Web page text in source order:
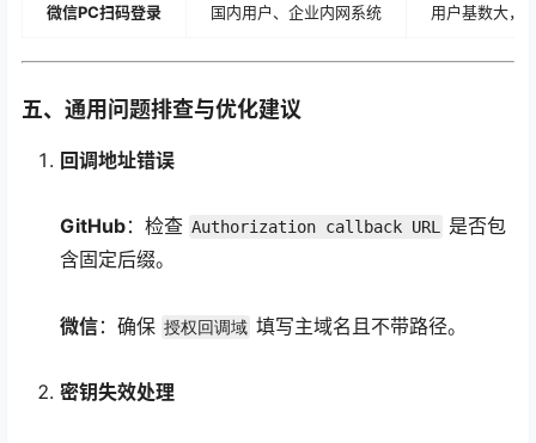
微信PC扫码登录 国内用户、企业内网系统 用户基数大，
五、通用问题排查与优化建议
回调地址错误
GitHub：检查 Authorization callback URL 是否包
含固定后缀。
微信：确保 授权回调域 填写主域名且不带路径。
密钥失效处理